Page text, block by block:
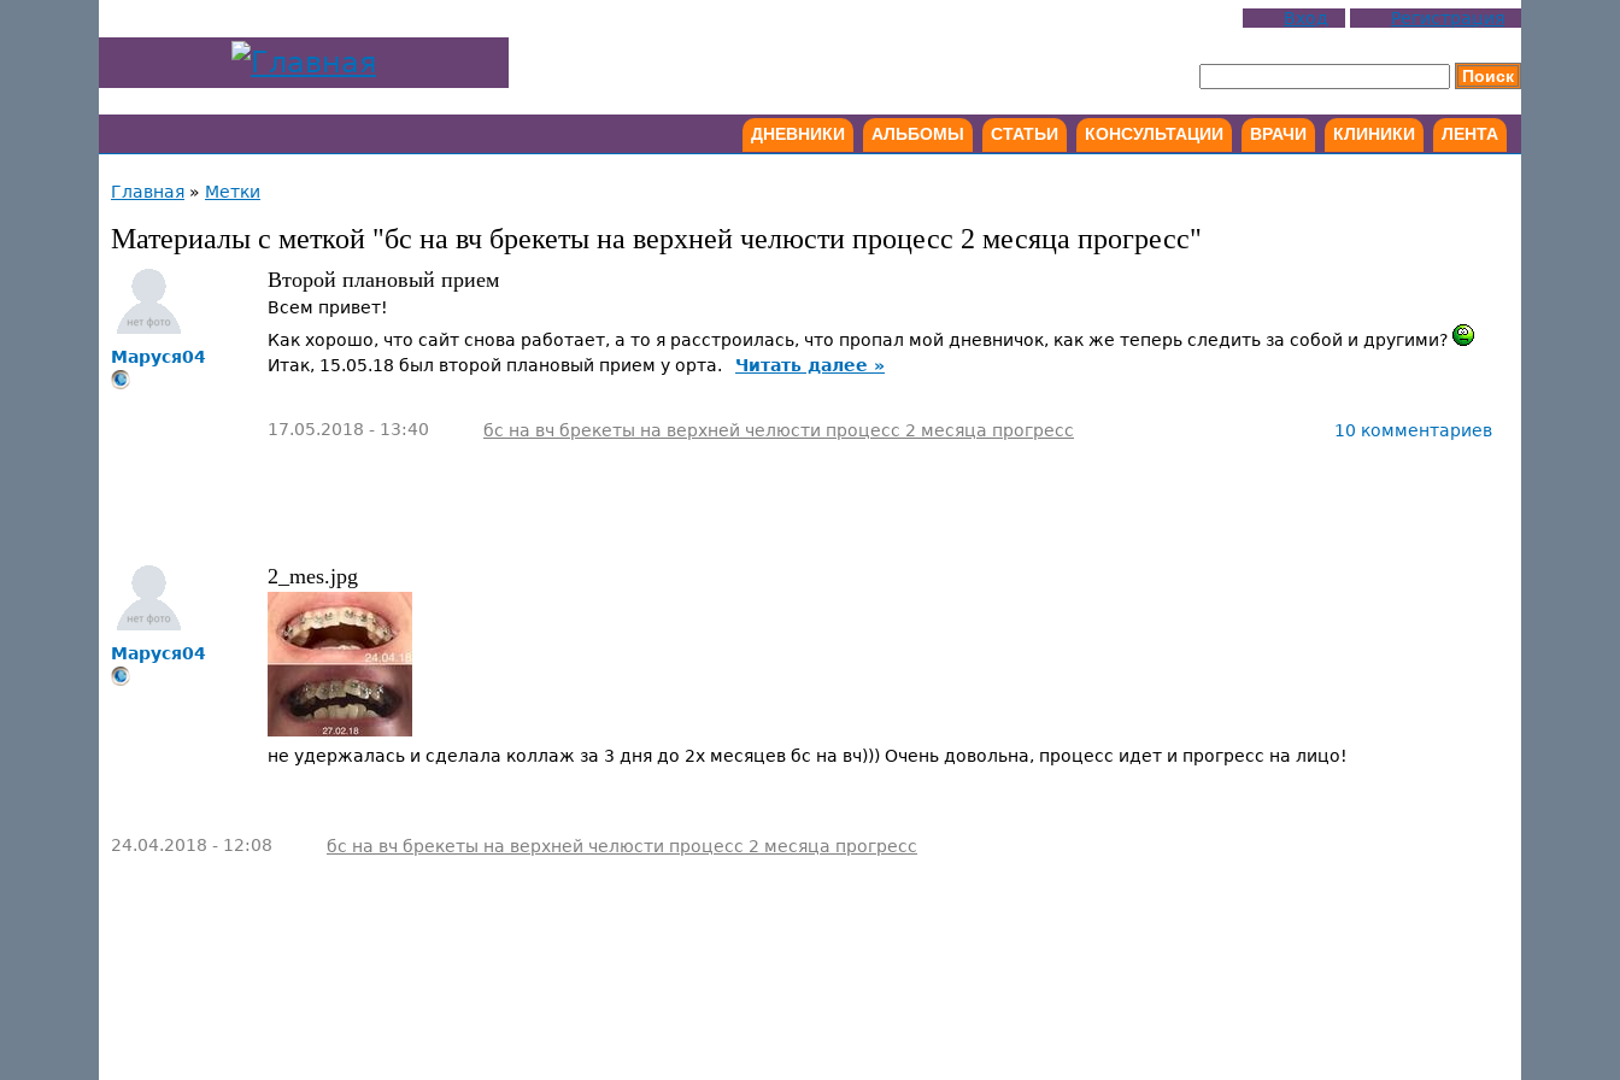
Вход Регистрация
ДНЕВНИКИ АЛЬБОМЫ СТАТЬИ КОНСУЛЬТАЦИИ ВРАЧИ КЛИНИКИ ЛЕНТА
Главная » Метки
Материалы с меткой "бс на вч брекеты на верхней челюсти процесс 2 месяца прогресс"
Маруся04
Второй плановый прием
Всем привет!
Как хорошо, что сайт снова работает, а то я расстроилась, что пропал мой дневничок, как же теперь следить за собой и другими?
Итак, 15.05.18 был второй плановый прием у орта.
Читать далее »
17.05.2018 - 13:40 бс на вч брекеты на верхней челюсти процесс 2 месяца прогресс 10 комментариев
Маруся04
2_mes.jpg
не удержалась и сделала коллаж за 3 дня до 2х месяцев бс на вч))) Очень довольна, процесс идет и прогресс на лицо!
24.04.2018 - 12:08 бс на вч брекеты на верхней челюсти процесс 2 месяца прогресс